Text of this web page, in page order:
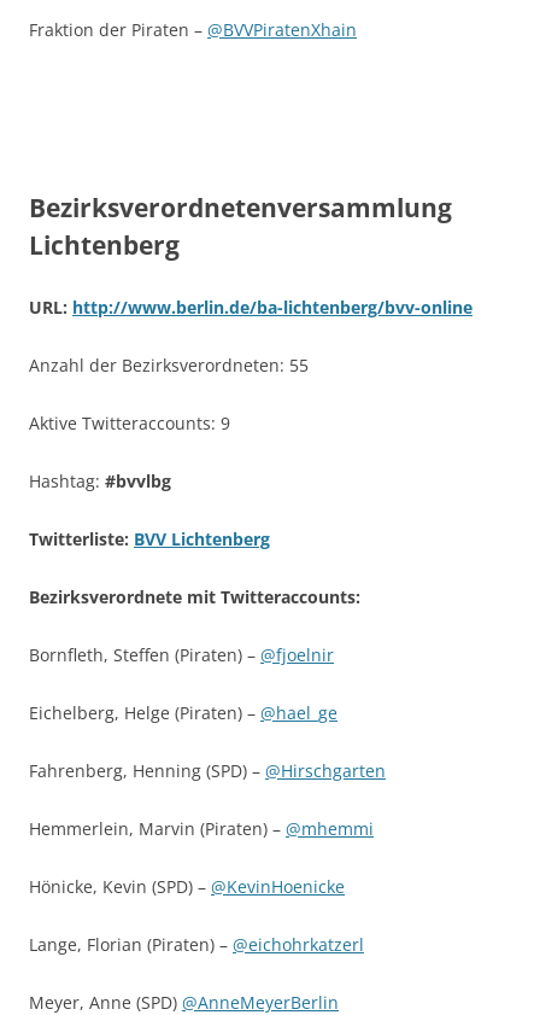
Fraktion der Piraten – @BVVPiratenXhain
Bezirksverordnetenversammlung
Lichtenberg
URL: http://www.berlin.de/ba-lichtenberg/bvv-online
Anzahl der Bezirksverordneten: 55
Aktive Twitteraccounts: 9
Hashtag: #bvvlbg
Twitterliste: BVV Lichtenberg
Bezirksverordnete mit Twitteraccounts:
Bornfleth, Steffen (Piraten) – @fjoelnir
Eichelberg, Helge (Piraten) – @hael_ge
Fahrenberg, Henning (SPD) – @Hirschgarten
Hemmerlein, Marvin (Piraten) – @mhemmi
Hönicke, Kevin (SPD) – @KevinHoenicke
Lange, Florian (Piraten) – @eichohrkatzerl
Meyer, Anne (SPD) @AnneMeyerBerlin